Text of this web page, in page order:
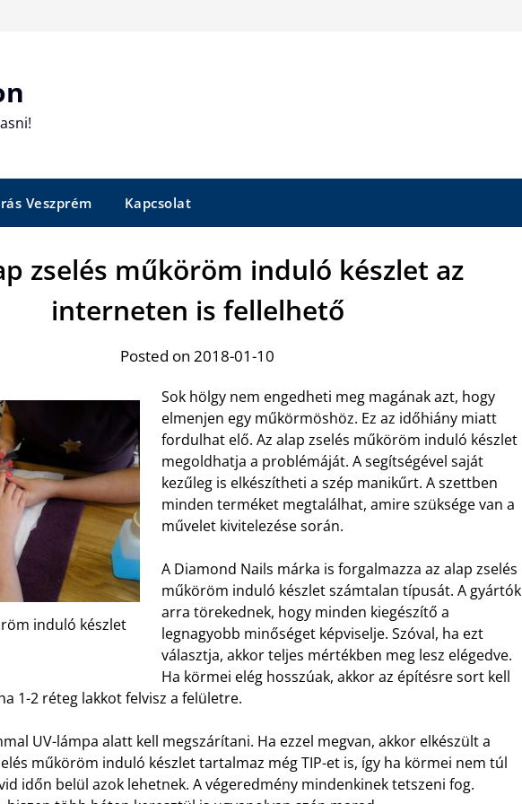
Veszprém Kapcsolat
zselés műköröm induló készlet az
interneten is fellelhető
Posted on 2018-01-10
induló készlet
Sok hölgy nem engedheti meg magának azt, hogy
elmenjen egy műkörmöshöz. Ez az időhiány miatt
fordulhat elő. Az alap zselés műköröm induló készlet
megoldhatja a problémáját. A segítségével saját
kezűleg is elkészítheti a szép manikűrt. A szettben
minden terméket megtalálhat, amire szüksége van a
művelet kivitelezése során.
A Diamond Nails márka is forgalmazza az alap zselés
műköröm induló készlet számtalan típusát. A gyártók
arra törekednek, hogy minden kiegészítő a
legnagyobb minőséget képviselje. Szóval, ha ezt
választja, akkor teljes mértékben meg lesz elégedve.
Ha körmei elég hosszúak, akkor az építésre sort kell
1-2 réteg lakkot felvisz a felületre.
UV-lámpa alatt kell megszárítani. Ha ezzel megvan, akkor elkészült a
műköröm induló készlet tartalmaz még TIP-et is, így ha körmei nem túl
időn belül azok lehetnek. A végeredmény mindenkinek tetszeni fog.